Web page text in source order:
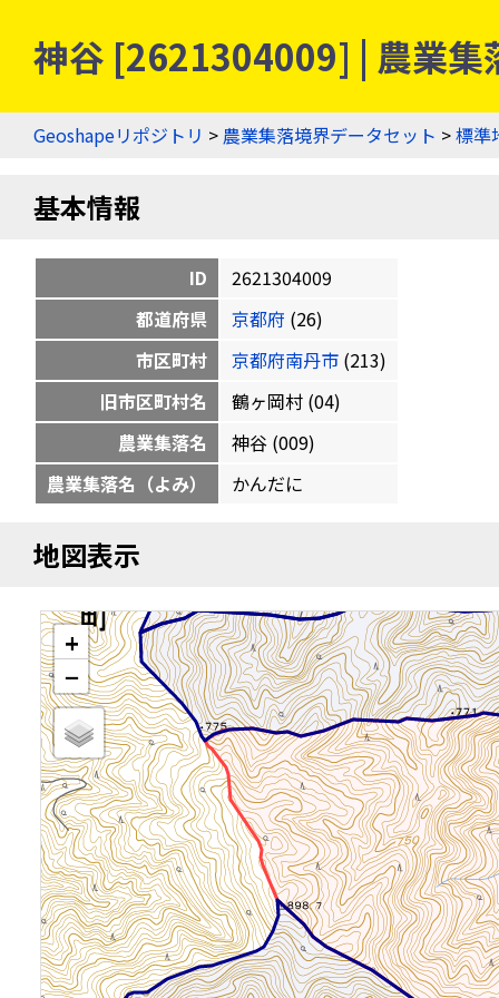
神谷 [2621304009] | 農業集
Geoshapeリポジトリ > 農業集落境界データセット >標準
基本情報
ID
2621304009
都道府県
京都府 (26)
市区町村
京都府南丹市 (213)
旧市区町村名
鶴ヶ岡村 (04)
農業集落名
神谷 (009)
農業集落名（よみ）
かんだに
地図表示
+
−